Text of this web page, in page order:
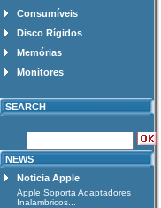
Consumíveis
Disco Rígidos
Memórias
Monitores
SEARCH
NEWS
Noticia Apple
Apple Soporta Adaptadores
Inalambricos...